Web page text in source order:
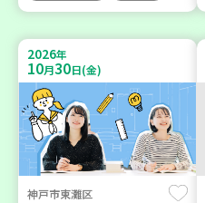
2026年
10月30日(金)
神戸市東灘区